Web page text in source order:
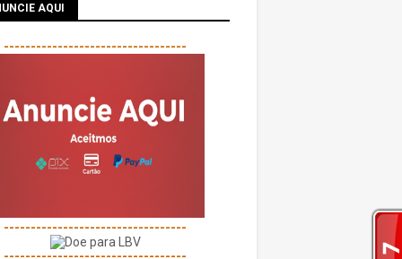
AQUI
----------------------------------
----------------------------------
----------------------------------